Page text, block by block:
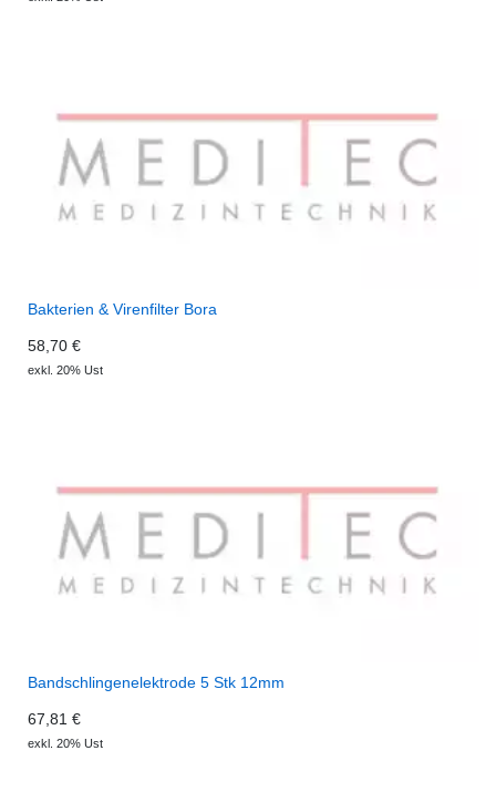
Bakterien & Virenfilter Bora
58,70 €
exkl. 20% Ust
Bandschlingenelektrode 5 Stk 12mm
67,81 €
exkl. 20% Ust